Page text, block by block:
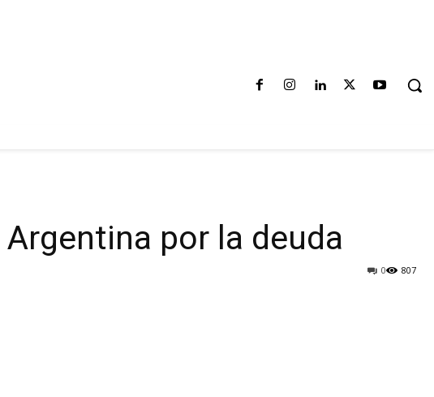
por la deuda
807
0